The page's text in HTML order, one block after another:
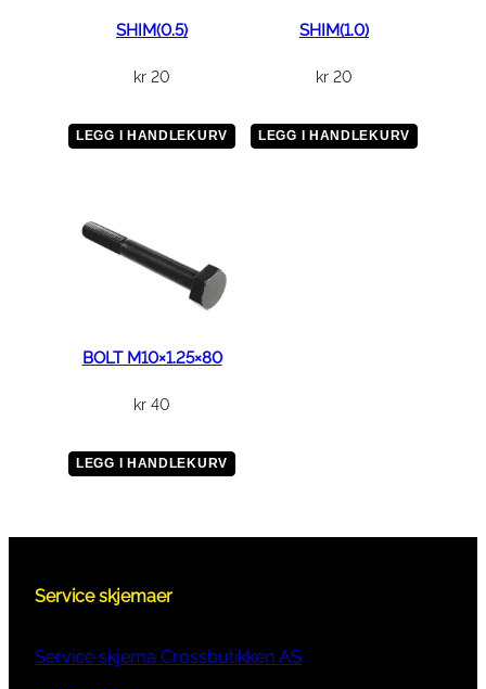
SHIM(0.5)
kr 20
LEGG I HANDLEKURV
SHIM(1.0)
kr 20
LEGG I HANDLEKURV
BOLT M10×1.25×80
kr 40
LEGG I HANDLEKURV
Service skjemaer
Service skjema Crossbutikken AS